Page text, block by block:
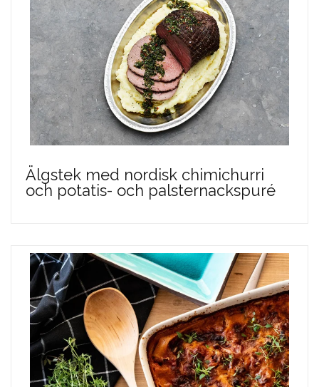
Älgstek med nordisk chimichurri
och potatis- och palsternackspuré